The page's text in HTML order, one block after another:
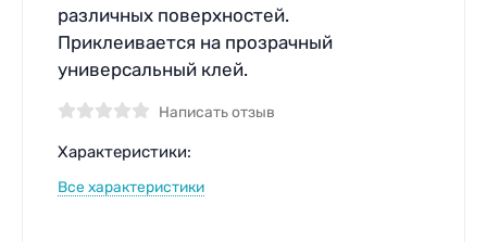
различных поверхностей.
Приклеивается на прозрачный
универсальный клей.
Написать отзыв
Характеристики:
Все характеристики